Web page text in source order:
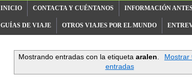
INICIO CONTACTA Y CUÉNTANOS INFORMACIÓN
GUÍAS DE VIAJE OTROS VIAJES POR EL MUNDO
Mostrando entradas con la etiquetaaralen
Mostrar
entradas